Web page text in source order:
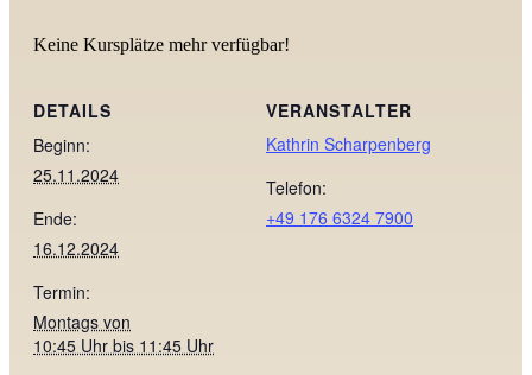
DETAILS
Beginn:
25.11.2024
Ende:
16.12.2024
Termin:
Montags von
10:45 Uhr bis 11:45 Uhr
VERANSTALTER
Kathrin Scharpenberg
Telefon:
+49 176 6324 7900
Keine Kursplätze mehr verfügbar!